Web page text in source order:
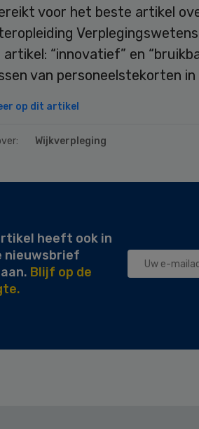
voor het beste artikel
artikel: “innovatief” en
van personeelstekorten in
op dit artikel
Wijkverpleging
heeft ook in
nieuwsbrief
Blijf op de